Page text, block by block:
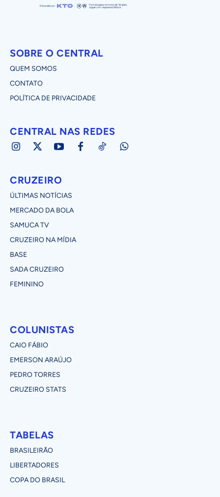
SOBRE O CENTRAL
QUEM SOMOS
CONTATO
POLÍTICA DE PRIVACIDADE
CENTRAL NAS REDES
CRUZEIRO
ÚLTIMAS NOTÍCIAS
MERCADO DA BOLA
SAMUCA TV
CRUZEIRO NA MÍDIA
BASE
SADA CRUZEIRO
FEMININO
COLUNISTAS
CAIO FÁBIO
EMERSON ARAÚJO
PEDRO TORRES
CRUZEIRO STATS
TABELAS
BRASILEIRÃO
LIBERTADORES
COPA DO BRASIL